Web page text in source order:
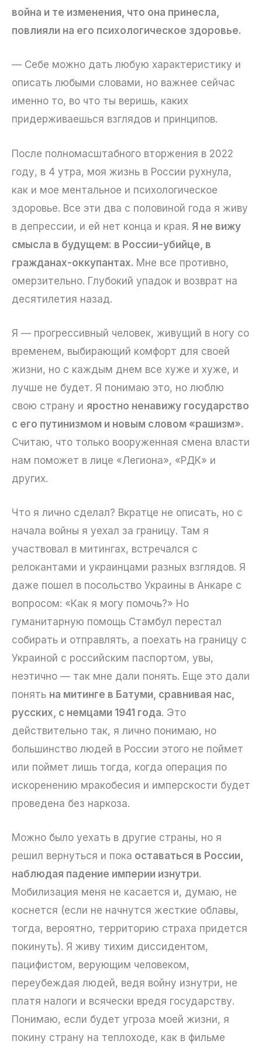
война и те изменения, что она принесла,
повлияли на его психологическое здоровье.
— Себе можно дать любую характеристику и
описать любыми словами, но важнее сейчас
именно то, во что ты веришь, каких
придерживаешься взглядов и принципов.
После полномасштабного вторжения в 2022
году, в 4 утра, моя жизнь в России рухнула,
как и мое ментальное и психологическое
здоровье. Все эти два с половиной года я живу
в депрессии, и ей нет конца и края. Я не вижу
смысла в будущем: в России-убийце, в
гражданах-оккупантах. Мне все противно,
омерзительно. Глубокий упадок и возврат на
десятилетия назад.
Я — прогрессивный человек, живущий в ногу со
временем, выбирающий комфорт для своей
жизни, но с каждым днем все хуже и хуже, и
лучше не будет. Я понимаю это, но люблю
свою страну и яростно ненавижу государство
с его путинизмом и новым словом «рашизм».
Считаю, что только вооруженная смена власти
нам поможет в лице «Легиона», «РДК» и
других.
Что я лично сделал? Вкратце не описать, но с
начала войны я уехал за границу. Там я
участвовал в митингах, встречался с
релокантами и украинцами разных взглядов. Я
даже пошел в посольство Украины в Анкаре с
вопросом: «Как я могу помочь?» Но
гуманитарную помощь Стамбул перестал
собирать и отправлять, а поехать на границу с
Украиной с российским паспортом, увы,
неэтично — так мне дали понять. Еще это дали
понять на митинге в Батуми, сравнивая нас,
русских, с немцами 1941 года. Это
действительно так, я лично понимаю, но
большинство людей в России этого не поймет
или поймет лишь тогда, когда операция по
искоренению мракобесия и имперскости будет
проведена без наркоза.
Можно было уехать в другие страны, но я
решил вернуться и пока оставаться в России,
наблюдая падение империи изнутри.
Мобилизация меня не касается и, думаю, не
коснется (если не начнутся жесткие облавы,
тогда, вероятно, территорию страха придется
покинуть). Я живу тихим диссидентом,
пацифистом, верующим человеком,
переубеждая людей, ведя войну изнутри, не
платя налоги и всячески вредя государству.
Понимаю, если будет угроза моей жизни, я
покину страну на теплоходе, как в фильме